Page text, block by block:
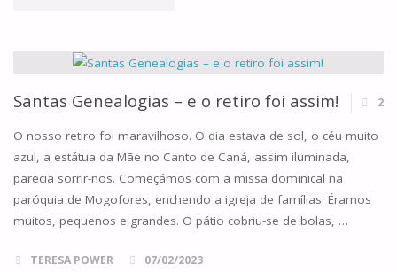
ELEVADO"
Santas Genealogias – e o retiro foi assim! 2
O nosso retiro foi maravilhoso. O dia estava de sol, o céu muito
azul, a estátua da Mãe no Canto de Caná, assim iluminada,
parecia sorrir-nos. Começámos com a missa dominical na
paróquia de Mogofores, enchendo a igreja de famílias. Éramos
muitos, pequenos e grandes. O pátio cobriu-se de bolas, …
TERESA POWER
07/02/2023